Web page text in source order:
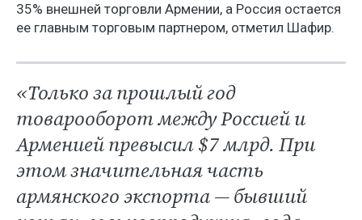
35% внешней торговли Армении, а Россия остается
ее главным торговым партнером, отметил Шафир.
«Только за прошлый год
товарооборот между Россией и
Арменией превысил $7 млрд. При
этом значительная часть
армянского экспорта — бывший